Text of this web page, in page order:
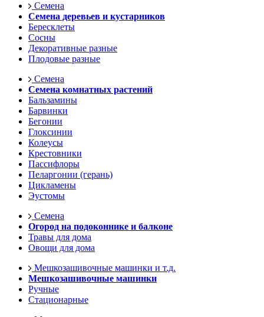
Семена
Семена деревьев и кустарников
Бересклеты
Сосны
Декоративные разные
Плодовые разные
Семена
Семена комнатных растений
Бальзамины
Барвинки
Бегонии
Глоксинии
Колеусы
Крестовники
Пассифлоры
Пеларгонии (герань)
Цикламены
Эустомы
Семена
Огород на подоконнике и балконе
Травы для дома
Овощи для дома
Мешкозашивочные машинки и т.д.
Мешкозашивочные машинки
Ручные
Стационарные